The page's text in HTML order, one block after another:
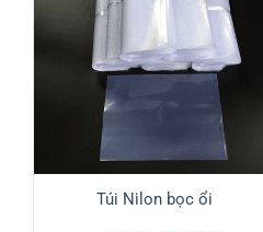
Túi Nilon bọc ổi